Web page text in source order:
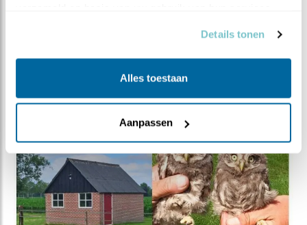
Details tonen
Alles toestaan
Aanpassen